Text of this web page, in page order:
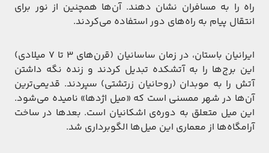
راه را به مسافران نشان دهند. آن‌ها همچنین از نور برای
انتقال پیام به راه‌های دور استفاده می‌کردند.
ایرانیان باستان، در زمان ساسانیان (قرن‌های ۳ تا ۷ میلادی)
این برج‌ها را به آتشکده تبدیل کردند و زنده نگه داشتن
آتش را به موبدان (روحانیان زرتشتی) سپردند. قدیمی‌ترین
آن‌ها در شهر ممسنی است که «میل اژدها» نامیده می‌شود.
این میل متعلق به دوره‌ی اشکانیان است. بعدها در ساخت
آرامگاه‌ها از معماری این میل‌ها الگوبرداری شد.